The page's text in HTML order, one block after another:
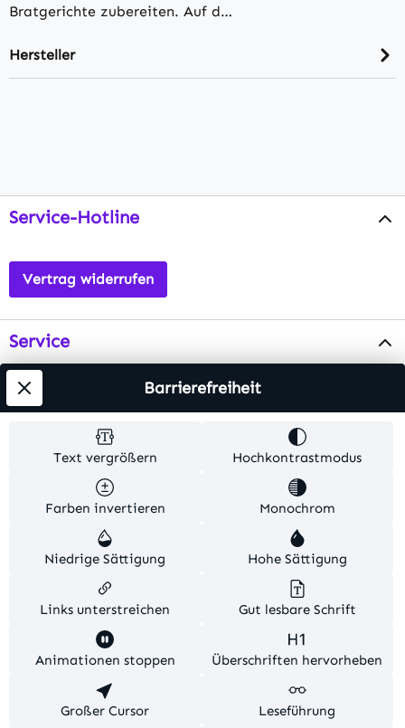
Bratgerichte zubereiten. Auf d…
Hersteller
Service-Hotline
Vertrag widerrufen
Service
Info
Alle Preise inkl. gesetzl. Mehrwertsteuer zzgl.
Versandkosten . Alle Artikelangaben sind
Herstellerangaben und ohne Gewähr.
© 2026 MKV24 – Alle Rechte vorbehalten. Theme by
TC-Innovations
Text vergrößern Hochkontrastmodus
Farben invertieren Monochrom
Niedrige Sättigung Hohe Sättigung
Links unterstreichen Gut lesbare Schrift
Animationen stoppen Überschriften hervorheben
Großer Cursor Leseführung
Barrierefreiheit
Diese Website verwendet Cookies, um eine bestmögliche
Erfahrung bieten zu können.
Nur technisch notwendige
Konfigurieren